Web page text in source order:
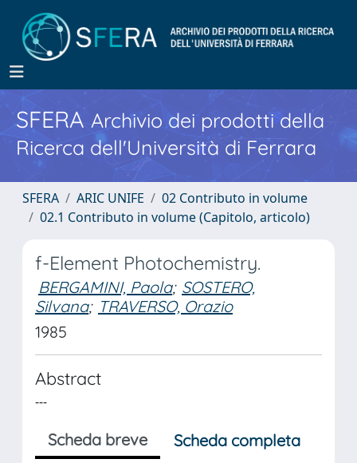
SFERA Archivio dei prodotti della
Ricerca dell'Università di Ferrara
SFERA ARIC UNIFE
02 Contributo in volume
02.1 Contributo in volume (Capitolo, articolo)
f-Element Photochemistry.
BERGAMINI, Paola; SOSTERO,
Silvana; TRAVERSO, Orazio
1985
Abstract
---
Scheda breve
Scheda completa